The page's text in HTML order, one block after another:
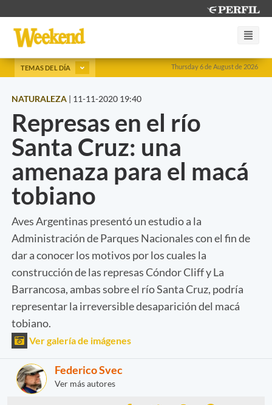
Thursday 6 de August de 2026
TEMAS DEL DÍA
NATURALEZA | 11-11-2020 19:40
Represas en el río
Santa Cruz: una
amenaza para el macá
tobiano
Aves Argentinas presentó un estudio a la
Administración de Parques Nacionales con el fin de
dar a conocer los motivos por los cuales la
construcción de las represas Cóndor Cliff y La
Barrancosa, ambas sobre el río Santa Cruz, podría
representar la irreversible desaparición del macá
tobiano.
Ver galería de imágenes
Federico Svec
Ver más autores